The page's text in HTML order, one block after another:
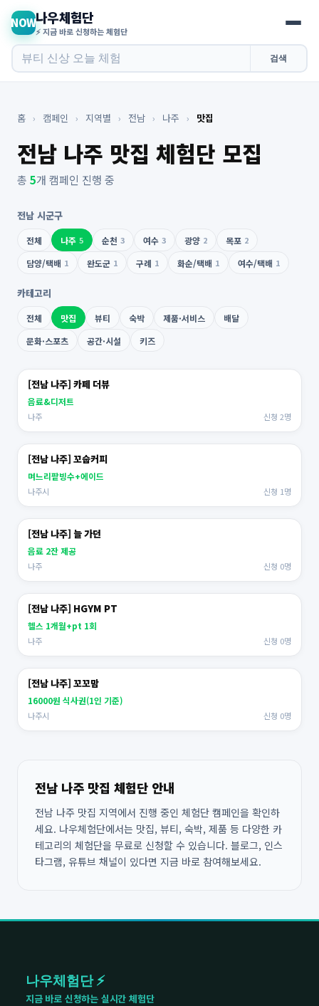
NOW나우체험단
⚡ 지금 바로 신청하는 체험단
검색
홈 › 캠페인 › 지역별 › 전남 › 나주 › 맛집
전남 나주 맛집 체험단 모집
총 5개 캠페인 진행 중
전남 시군구
전체 나주 5 순천 3 여수 3 광양 2 목포 2
담양/택배 1 완도군 1 구례 1 화순/택배 1 여수/택배 1
카테고리
전체 맛집 뷰티 숙박 제품·서비스
배달
문화·스포츠
공간·시설 키즈
[전남 나주] 카페 더뷰
음료&디저트
나주 신청 2명
[전남 나주] 꼬숩커피
며느리팥빙수+에이드
나주시 신청 1명
[전남 나주] 늘 가던
음료 2잔 제공
나주 신청 0명
[전남 나주] HGYM PT
헬스 1개월+pt 1회
나주 신청 0명
[전남 나주] 꼬꼬맘
16000원 식사권(1인 기준)
나주시 신청 0명
전남 나주 맛집 체험단 안내
전남 나주 맛집 지역에서 진행 중인 체험단 캠페인을 확인하
세요. 나우체험단에서는 맛집, 뷰티, 숙박, 제품 등 다양한 카
테고리의 체험단을 무료로 신청할 수 있습니다. 블로그, 인스
타그램, 유튜브 채널이 있다면 지금 바로 참여해보세요.
나우체험단 ⚡
지금 바로 신청하는 실시간 체험단